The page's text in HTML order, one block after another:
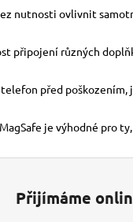
nutnosti ovlivnit
připojení různých
před
je výhodné pro
Přijímáme